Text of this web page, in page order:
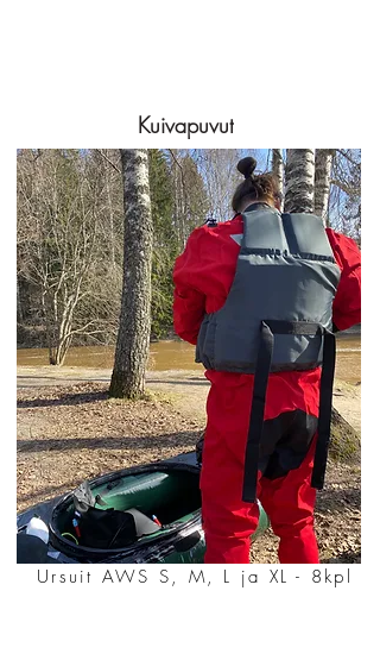
Kuivapuvut
Ursuit AWS S, M, L ja XL - 8kpl